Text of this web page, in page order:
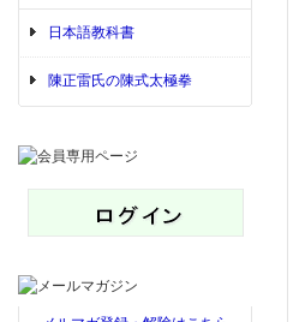
日本語教科書
陳正雷氏の陳式太極拳